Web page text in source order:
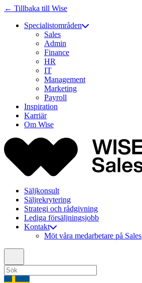
← Tillbaka till Wise
Specialistområden
Sales
Admin
Finance
HR
IT
Management
Marketing
Payroll
Inspiration
Karriär
Om Wise
Säljkonsult
Säljrekrytering
Strategi och rådgivning
Lediga försäljningsjobb
Kontakt
Möt våra medarbetare på Sales